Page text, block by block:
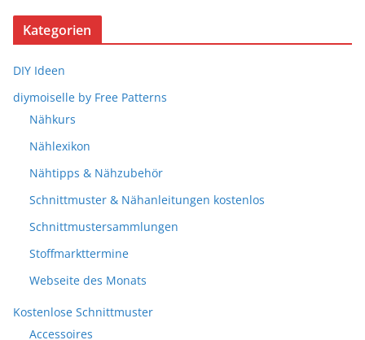
Kategorien
DIY Ideen
diymoiselle by Free Patterns
Nähkurs
Nählexikon
Nähtipps & Nähzubehör
Schnittmuster & Nähanleitungen kostenlos
Schnittmustersammlungen
Stoffmarkttermine
Webseite des Monats
Kostenlose Schnittmuster
Accessoires